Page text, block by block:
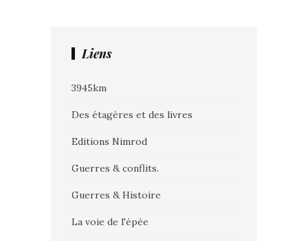
Liens
3945km
Des étagères et des livres
Editions Nimrod
Guerres & conflits.
Guerres & Histoire
La voie de l'épée